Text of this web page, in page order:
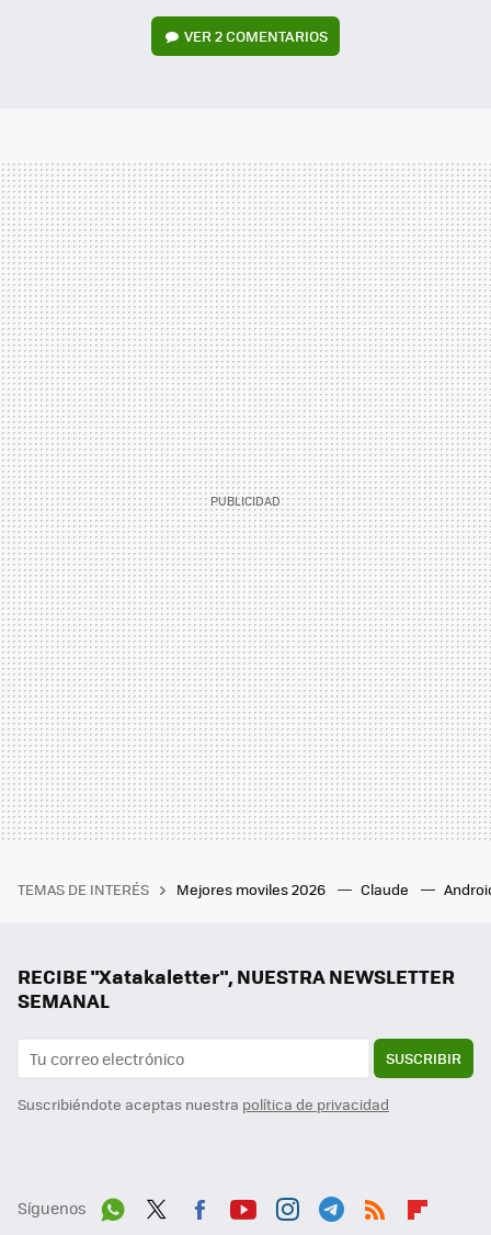
VER2 COMENTARIOS
TEMAS DE INTERÉS Mejores moviles 2026 Claude
RECIBE "Xatakaletter", NUESTRA NEWSLETTER
SEMANAL
SUSCRIBIR
Suscribiéndote aceptas nuestra política de privacidad
Síguenos